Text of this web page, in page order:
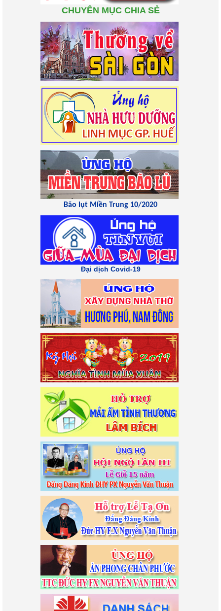
CHUYÊN MỤC CHIA SẺ
Bão lụt Miền Trung 10/2020
Đại dịch Covid-19